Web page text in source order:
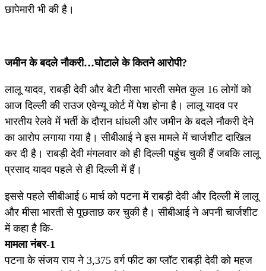
छापेमारी भी की है।
जमीन के बदले नौकरी…घोटाले के कितने आरोपी?
लालू यादव, राबड़ी देवी और बेटी मीसा भारती समेत कुल 16 लोगों को
आज दिल्ली की राउज एवेन्यू कोर्ट में पेश होना है। लालू यादव पर
भारतीय रेलवे में भर्ती के दौरान धांधली और जमीन के बदले नौकरी देने
का आरोप लगाया गया है। सीबीआई ने इस मामले में चार्जशीट दाखिल
कर दी है। राबड़ी देवी मंगलवार को ही दिल्ली पहुंच चुकी हैं जबकि लालू
प्रसाद यादव पहले से ही दिल्ली में हैं।
इससे पहले सीबीआई 6 मार्च को पटना में राबड़ी देवी और दिल्ली में लालू
और मीसा भारती से पूछताछ कर चुकी है। सीबीआई ने अपनी चार्जशीट
में कहा है कि-
मामला नंबर-1
पटना के संजय राय ने 3,375 वर्ग फीट का प्लॉट राबड़ी देवी को महज